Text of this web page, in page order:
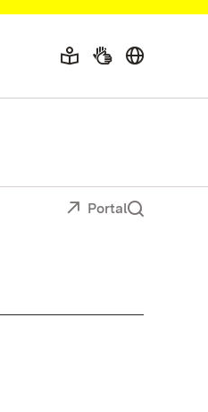
Portal